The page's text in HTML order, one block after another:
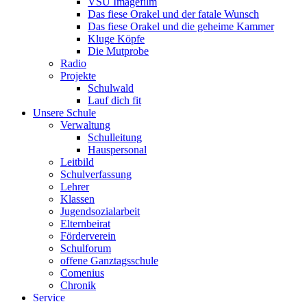
Das fiese Orakel und der fatale Wunsch
Das fiese Orakel und die geheime Kammer
Kluge Köpfe
Die Mutprobe
Radio
Projekte
Schulwald
Lauf dich fit
Unsere Schule
Verwaltung
Schulleitung
Hauspersonal
Leitbild
Schulverfassung
Lehrer
Klassen
Jugendsozialarbeit
Elternbeirat
Förderverein
Schulforum
offene Ganztagsschule
Comenius
Chronik
Service